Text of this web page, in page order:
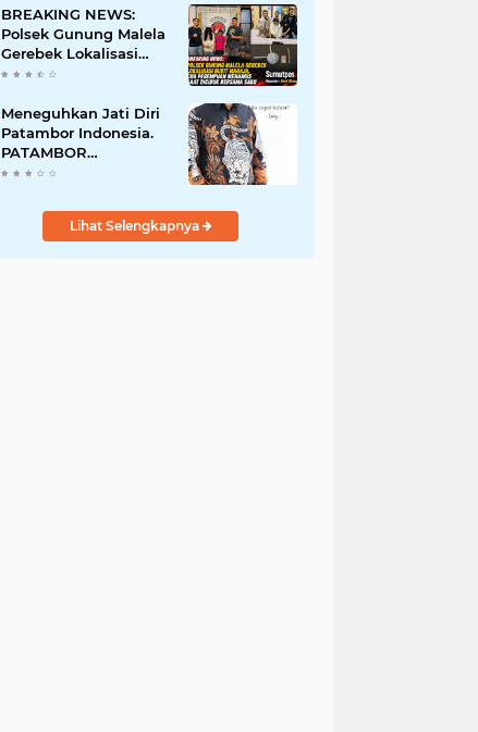
Diserobot PT Jatim
Jaya Perkasa
BREAKING NEWS:
Polsek Gunung Malela
Gerebek Lokalisasi
Bukit Maraja, Dua
Saat Diciduk Bersama
Sabu
Meneguhkan Jati Diri
Patambor Indonesia.
PATAMBOR
INDONESIA Akan
Jakarta.
Lihat Selengkapnya